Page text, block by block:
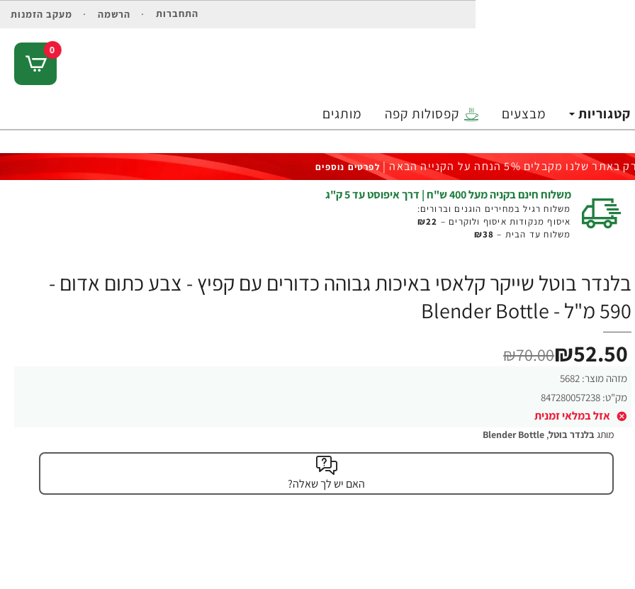
התחברות הרשמה מעקב הזמנות
0
קטגוריות מבצעים קפסולות קפה מותגים
באתר שלנו מקבלים 5% הנחה על הקנייה הבאה | לפרטים נוספים
משלוח חינם בקניה מעל 400 ש"ח | דרך איפוסט עד 5 ק"ג
משלוח רגיל במחירים הוגנים וברורים:
איסוף מנקודות איסוף ולוקרים – ₪22
משלוח עד הבית – ₪38
בלנדר בוטל שייקר קלאסי באיכות גבוהה כדורים עם קפיץ - צבע כתום אדום -
590 מ"ל - Blender Bottle
מזהה מוצר: 5682
מק"ט: 847280057238
אזל במלאי זמנית
₪52.50
₪70.00
מותגבלנדר בוטל,
Blender Bottle
האם יש לך שאלה?